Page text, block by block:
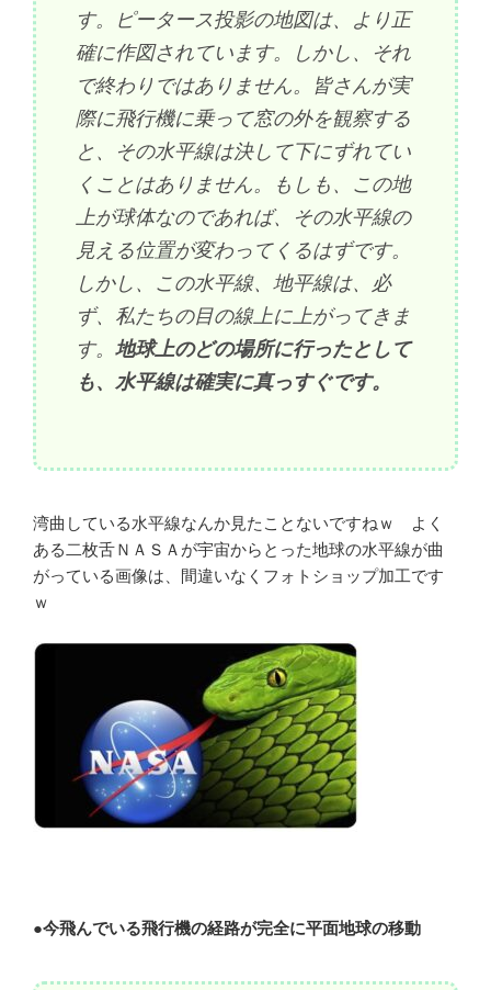
す。ピータース投影の地図は、より正
確に作図されています。しかし、それ
で終わりではありません。皆さんが実
際に飛行機に乗って窓の外を観察する
と、その水平線は決して下にずれてい
くことはありません。もしも、この地
上が球体なのであれば、その水平線の
見える位置が変わってくるはずです。
しかし、この水平線、地平線は、必
ず、私たちの目の線上に上がってきま
す。 地球上のどの場所に行ったとして
も、水平線は確実に真っすぐです。
湾曲している水平線なんか見たことないですねｗ よく
ある二枚舌ＮＡＳＡが宇宙からとった地球の水平線が曲
がっている画像は、間違いなくフォトショップ加工です
ｗ
●今飛んでいる飛行機の経路が完全に平面地球の移動